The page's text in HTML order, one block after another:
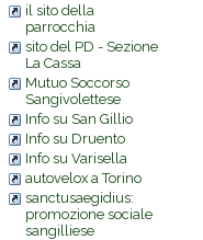
il sito della
parrocchia
sito del PD - Sezione
La Cassa
Mutuo Soccorso
Sangivolettese
Info su San Gillio
Info su Druento
Info su Varisella
autovelox a Torino
sanctusaegidius:
promozione sociale
sangilliese